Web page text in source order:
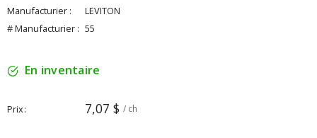
Manufacturier :
LEVITON
# Manufacturier : 55
En inventaire
Prix 7,07 $ / ch